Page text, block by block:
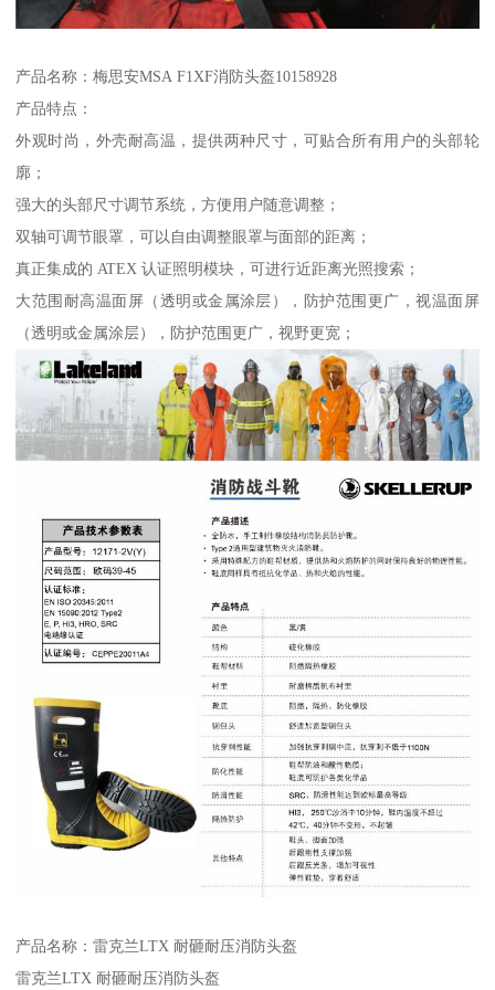
产品名称：梅思安MSA F1XF消防头盔10158928
产品特点：
外观时尚，外壳耐高温，提供两种尺寸，可贴合所有用户的头部轮
廓；
强大的头部尺寸调节系统，方便用户随意调整；
双轴可调节眼罩，可以自由调整眼罩与面部的距离；
真正集成的 ATEX 认证照明模块，可进行近距离光照搜索；
大范围耐高温面屏（透明或金属涂层），防护范围更广，视温面屏
（透明或金属涂层），防护范围更广，视野更宽；
产品名称：雷克兰LTX 耐砸耐压消防头盔
雷克兰LTX 耐砸耐压消防头盔